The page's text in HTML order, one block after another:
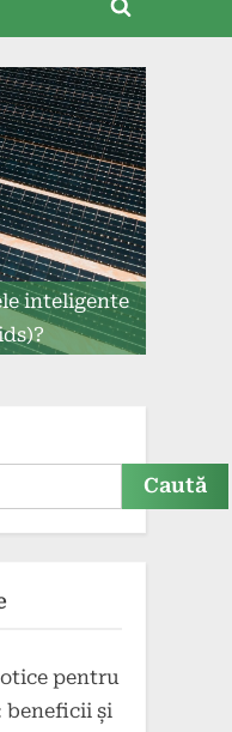
Toggle
form
inteligente
Caută
pentru
beneficii și